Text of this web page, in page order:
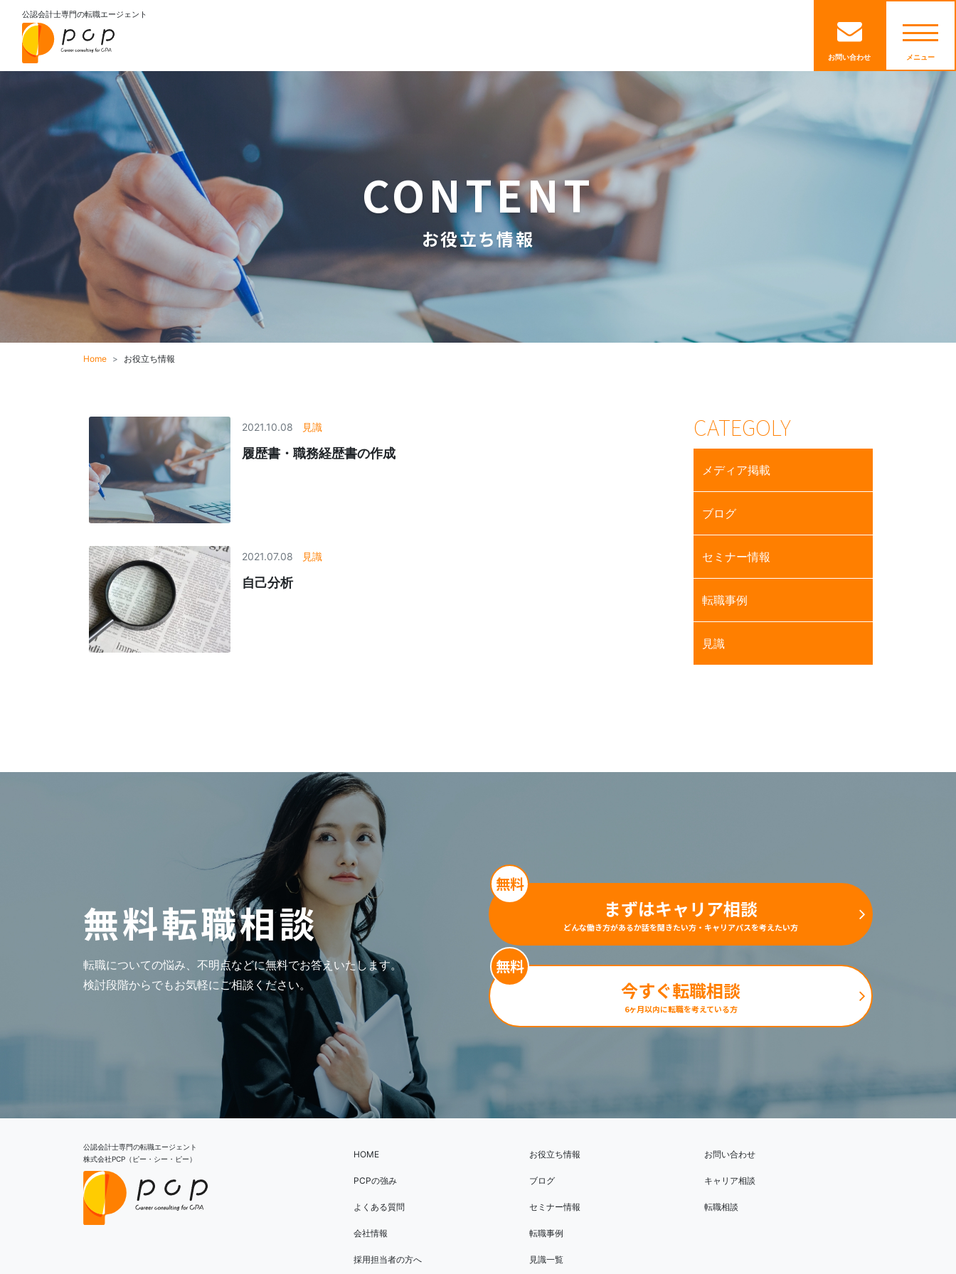
公認会計士専門の転職エージェント
お問い合わせ メニュー
CONTENT
お役立ち情報
Home お役立ち情報
2021.10.08 見識
履歴書・職務経歴書の作成
2021.07.08 見識
自己分析
CATEGOLY
メディア掲載
ブログ
セミナー情報
転職事例
見識
無料転職相談
転職についての悩み、 ​​​​​​​不明点などに無料でお答えいたします。
検討段階からでもお気軽にご相談ください。
無料
まずはキャリア相談
どんな働き方があるか話を聞きたい方・ ​​​​​​​キャリアパスを考えたい方
無料
今すぐ転職相談
6ヶ月以内に転職を考えている方
公認会計士専門の転職エージェント
​​​​​​​株式会社PCP（ピー・シー・ピー）
HOME
PCPの強み
よくある質問
会社情報
採用担当者の方へ
お役立ち情報
ブログ
セミナー情報
転職事例
見識一覧
お問い合わせ
キャリア相談
転職相談